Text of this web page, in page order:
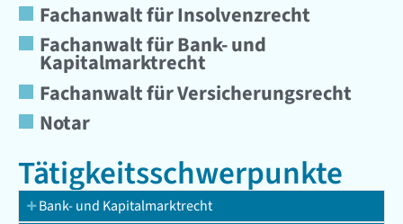
Fachanwalt für Insolvenzrecht
Fachanwalt für Bank- und
Kapitalmarktrecht
Fachanwalt für Versicherungsrecht
Notar
Tätigkeits­schwerpunkte
Bank- und Kapitalmarktrecht